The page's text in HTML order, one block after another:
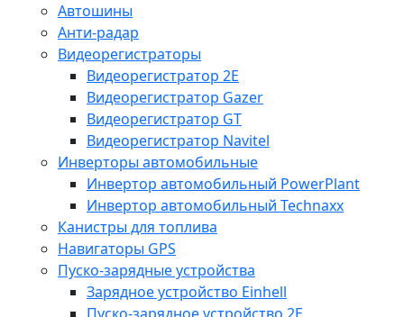
Автошины
Анти-радар
Видеорегистраторы
Видеорегистратор 2E
Видеорегистратор Gazer
Видеорегистратор GT
Видеорегистратор Navitel
Инверторы автомобильные
Инвертор автомобильный PowerPlant
Инвертор автомобильный Technaxx
Канистры для топлива
Навигаторы GPS
Пуско-зарядные устройства
Зарядное устройство Einhell